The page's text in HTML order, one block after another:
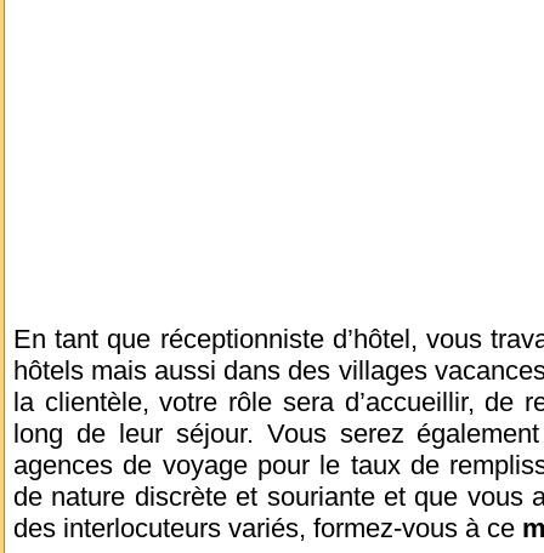
En tant que réceptionniste d’hôtel, vous
hôtels mais aussi dans des villages
la clientèle, votre rôle sera d’accueillir, de
long de leur séjour. Vous serez
agences de voyage pour le taux de
de nature discrète et souriante et que vous
des interlocuteurs variés, formez-vous à ce